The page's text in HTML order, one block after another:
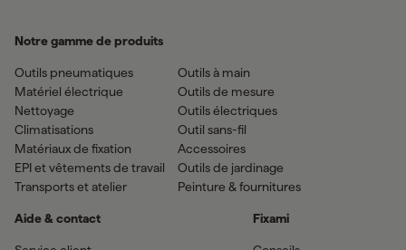
Notre gamme de produits
Outils pneumatiques
Matériel électrique
Nettoyage
Climatisations
Matériaux de fixation
EPI et vêtements de travail
Transports et atelier
Outils à main
Outils de mesure
Outils électriques
Outil sans-fil
Accessoires
Outils de jardinage
Peinture & fournitures
Aide & contact Fixami